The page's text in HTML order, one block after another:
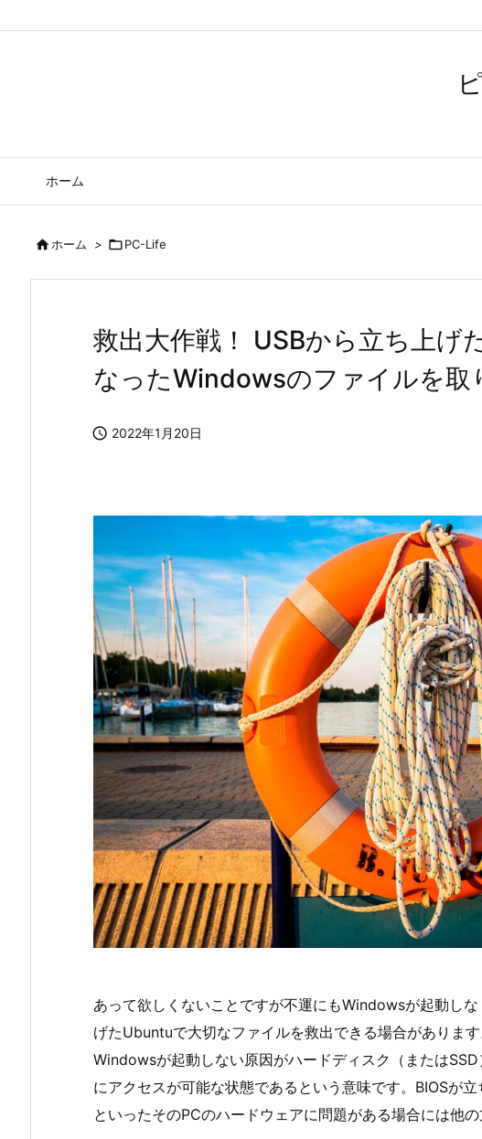
ホーム
ホーム > PC-Life
救出大作戦！ USBから立ち上げ
なったWindowsのファイルを取
 2022年1月20日
あって欲しくないことですが不運にもWindowsが起動し
げたUbuntuで大切なファイルを救出できる場合があります
Windowsが起動しない原因がハードディスク（または
にアクセスが可能な状態であるという意味です。BIOSが
といったそのPCのハードウェアに問題がある場合には他